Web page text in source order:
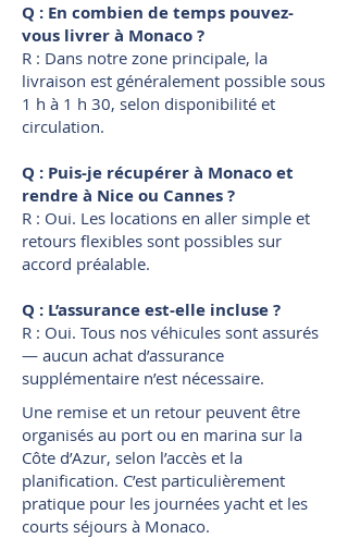
Q : En combien de temps pouvez-
vous livrer à Monaco ?
R : Dans notre zone principale, la
livraison est généralement possible sous
1 h à 1 h 30, selon disponibilité et
circulation.
Q : Puis-je récupérer à Monaco et
rendre à Nice ou Cannes ?
R : Oui. Les locations en aller simple et
retours flexibles sont possibles sur
accord préalable.
Q : L’assurance est-elle incluse ?
R : Oui. Tous nos véhicules sont assurés
— aucun achat d’assurance
supplémentaire n’est nécessaire.
Une remise et un retour peuvent être
organisés au port ou en marina sur la
Côte d’Azur, selon l’accès et la
planification. C’est particulièrement
pratique pour les journées yacht et les
courts séjours à Monaco.